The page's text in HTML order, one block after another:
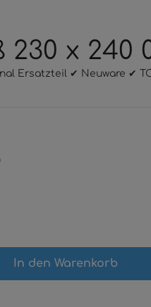
x 240
Ersatzteil ✔ Neuware ✔
In den Warenkorb